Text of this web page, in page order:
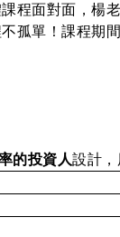
程面對面，楊
不孤單！課程期
的投資人設計，